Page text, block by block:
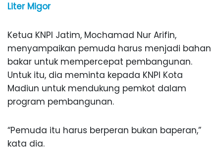
Liter Migor
Ketua KNPI Jatim, Mochamad Nur Arifin,
menyampaikan pemuda harus menjadi bahan
bakar untuk mempercepat pembangunan.
Untuk itu, dia meminta kepada KNPI Kota
Madiun untuk mendukung pemkot dalam
program pembangunan.
“Pemuda itu harus berperan bukan baperan,”
kata dia.